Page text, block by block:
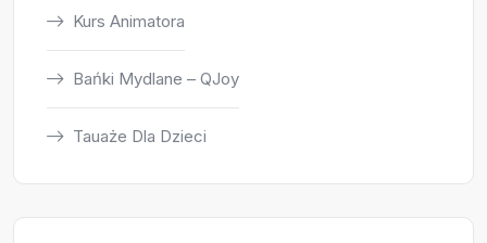
Kurs Animatora
Bańki Mydlane – QJoy
Tauaże Dla Dzieci